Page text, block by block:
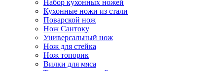
Набор кухонных ножей
Кухонные ножи из стали
Поварской нож
Нож Сантоку
Универсальный нож
Нож для стейка
Нож топорик
Вилки для мяса